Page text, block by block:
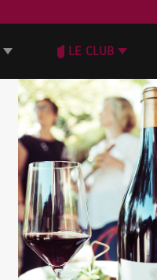
LE CLUB
Domaine de
2339
País: França
Região: Côtes du Rhône